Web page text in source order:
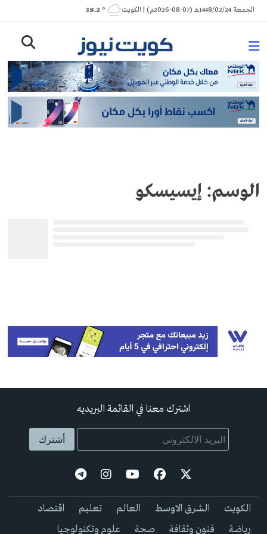
Skip
to
الجمعة 1448/02/24هـ (07-08-2026م) | الكويت ° 38.2
الوسم:إيسيسكو
اشترك معنا في القائمة البريديه
الكويت الشرق الاوسط العالم تعليم
اقتصاد
رياضة
فنون وثقافة صحة علوم وتكنولوجيا